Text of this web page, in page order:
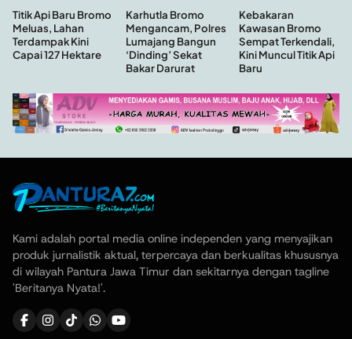
Titik Api Baru Bromo
Meluas, Lahan
Terdampak Kini
Capai 127 Hektare
Karhutla Bromo
Mengancam, Polres
Lumajang Bangun
‘Dinding’ Sekat
Bakar Darurat
Kebakaran
Kawasan Bromo
Sempat Terkendali,
Kini Muncul Titik Api
Baru
Kami adalah portal media online independen yang menyajikan
produk jurnalistik aktual, terpercaya dan berkualitas khususnya
di wilayah Pantura Jawa Timur dan sekitarnya dengan tagline
'Beritanya Nyata!'.